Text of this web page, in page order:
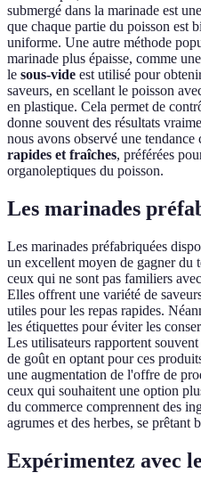
submergé dans la marinade est
que chaque partie du poisson est
uniforme. Une autre méthode
marinade plus épaisse, comme
le sous-vide est utilisé pour
saveurs, en scellant le poisson
en plastique. Cela permet de
donne souvent des résultats
nous avons observé une tendance
rapides et fraîches, préférées
organoleptiques du poisson.
Les marinades
Les marinades préfabriquées
un excellent moyen de gagner du
ceux qui ne sont pas familiers
Elles offrent une variété de
utiles pour les repas rapides.
les étiquettes pour éviter les
Les utilisateurs rapportent
de goût en optant pour ces
une augmentation de l'offre de
ceux qui souhaitent une option
du commerce comprennent des
agrumes et des herbes, se prêtant
Expérimentez avec